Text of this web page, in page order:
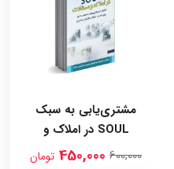
مشتری‌یابی به سبک
SOUL در املاک و
مستغلات 600,000
450,000 تومان